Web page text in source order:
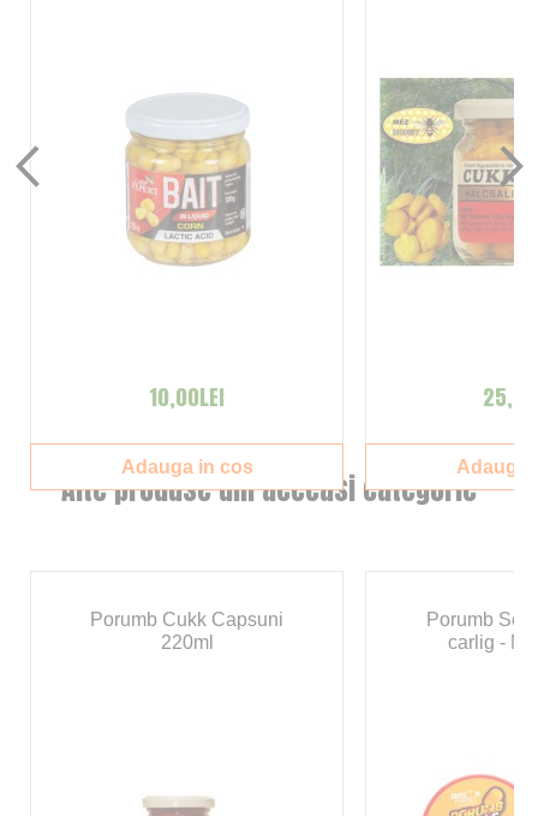
Alte produse din aceeasi categorie
Porumb Cukk Capsuni
220ml
Porumb
carlig -
10,00LEI
Adauga in cos Adauga